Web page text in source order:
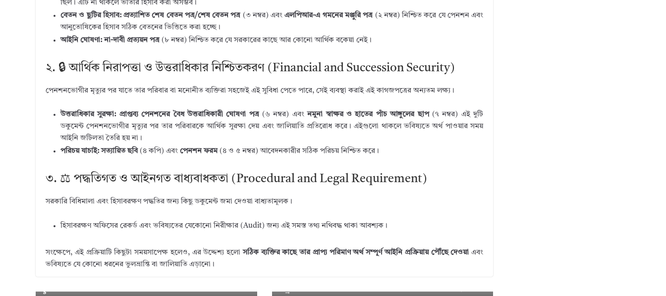
ছিল। এটি না থাকলে ভাতার হিসাব করা অসম্ভব।
বেতন ও ছুটির হিসাব: প্রত্যাশিত শেষ বেতন পত্র/শেষ বেতন পত্র(৩ নম্বর) এবংএলপিআর-এ গমনের মঞ্জুরি পত্র(২ নম্বর) নিশ্চিত করে যে পেনশন এবং
আনুতোষিকের হিসাব সঠিক বেতনের ভিত্তিতে করা হচ্ছে।
আইনি ঘোষণা: না-দাবী প্রত্যয়ন পত্র(৮ নম্বর) নিশ্চিত করে যে সরকারের কাছে আর কোনো আর্থিক বকেয়া নেই।
২. 🔒 আর্থিক নিরাপত্তা ও উত্তরাধিকার নিশ্চিতকরণ (Financial and Succession Security)
পেনশনভোগীর মৃত্যুর পর যাতে তার পরিবার বা মনোনীত ব্যক্তিরা সহজেই এই সুবিধা পেতে পারে, সেই ব্যবস্থা করাই এই কাগজপত্রের অন্যতম লক্ষ্য।
উত্তরাধিকার সুরক্ষা: প্রাপ্তব্য পেনশনের বৈধ উত্তরাধিকারী ঘোষণা পত্র(৬ নম্বর) এবংনমুনা স্বাক্ষর ও হাতের পাঁচ আঙ্গুলের ছাপ(৭ নম্বর) এই দুটি
ডকুমেন্ট পেনশনভোগীর মৃত্যুর পর তার পরিবারকে আর্থিক সুরক্ষা দেয় এবং জালিয়াতি প্রতিরোধ করে। এইগুলো থাকলে ভবিষ্যতে অর্থ পাওয়ার সময়
আইনি জটিলতা তৈরি হয় না।
পরিচয় যাচাই: সত্যায়িত ছবি(৪ কপি) এবং পেনশন ফরম(৪ ও ৫ নম্বর) আবেদনকারীর সঠিক পরিচয় নিশ্চিত করে।
৩. ⚖️ পদ্ধতিগত ও আইনগত বাধ্যবাধকতা (Procedural and Legal Requirement)
সরকারি বিধিমালা এবং হিসাবরক্ষণ পদ্ধতির জন্য কিছু ডকুমেন্ট জমা দেওয়া বাধ্যতামূলক।
হিসাবরক্ষণ অফিসের রেকর্ড এবং ভবিষ্যতের যেকোনো নিরীক্ষার (Audit) জন্য এই সমস্ত তথ্য নথিবদ্ধ থাকা আবশ্যক।
সংক্ষেপে, এই প্রক্রিয়াটি কিছুটা সময়সাপেক্ষ হলেও, এর উদ্দেশ্য হলোসঠিক ব্যক্তির কাছে তার প্রাপ্য পরিমাণ অর্থ সম্পূর্ণ আইনি প্রক্রিয়ায় পৌঁছে দেওয়া এবং
ভবিষ্যতে যে কোনো ধরনের ভুলভ্রান্তি বা জালিয়াতি এড়ানো।
s
→